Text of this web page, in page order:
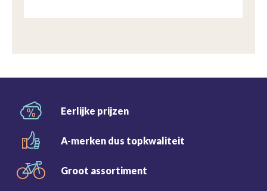
Eerlijke prijzen
A-merken dus topkwaliteit
Groot assortiment